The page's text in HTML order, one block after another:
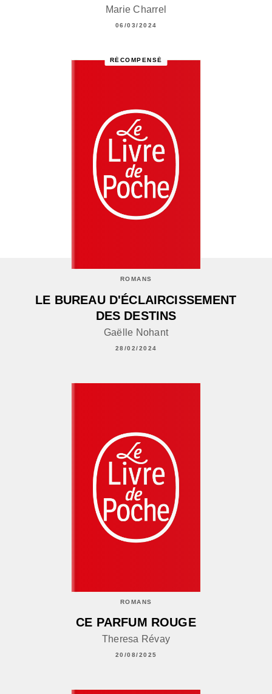
Marie Charrel
06/03/2024
RÉCOMPENSÉ
ROMANS
LE BUREAU D'ÉCLAIRCISSEMENT
DES DESTINS
Gaëlle Nohant
28/02/2024
ROMANS
CE PARFUM ROUGE
Theresa Révay
20/08/2025